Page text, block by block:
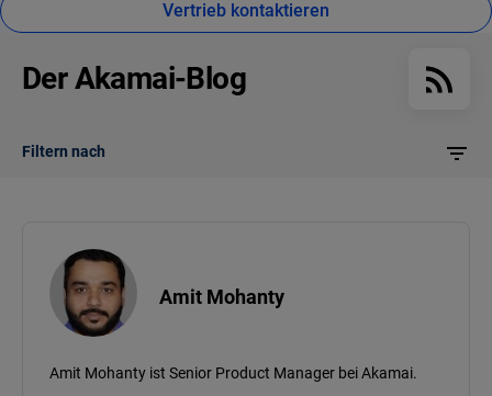
Vertrieb kontaktieren
Der Akamai-Blog
Filtern nach
Amit Mohanty
Amit Mohanty ist Senior Product Manager bei Akamai.